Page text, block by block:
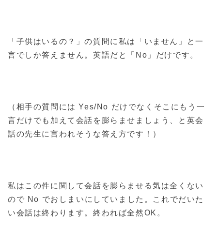
「子供はいるの？」の質問に私は「いません」と一
言でしか答えません。英語だと「No」だけです。
（相手の質問には Yes/No だけでなくそこにもう一
言だけでも加えて会話を膨らませましょう、と英会
話の先生に言われそうな答え方です！）
私はこの件に関して会話を膨らませる気は全くない
ので No でおしまいにしていました。これでだいた
い会話は終わります。終われば全然OK。